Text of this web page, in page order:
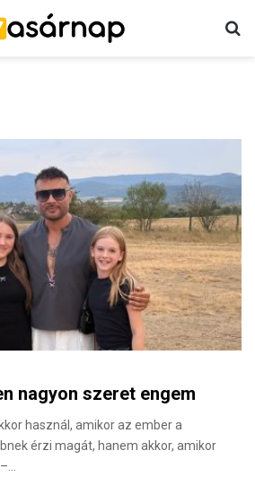
nagyon szeret engem
használ, amikor az ember a
érzi magát, hanem akkor, amikor